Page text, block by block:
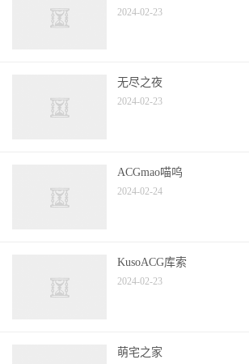
2024-02-23
无尽之夜
2024-02-23
ACGmao喵呜
2024-02-24
KusoACG库索
2024-02-23
萌宅之家